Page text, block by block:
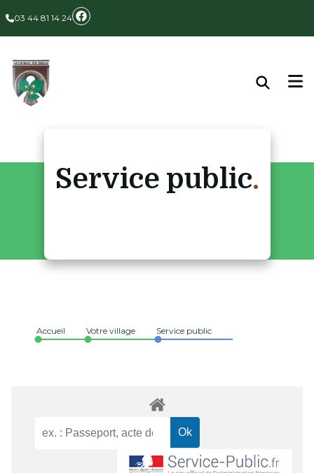
03 44 81 14 24
Service public
Accueil Votre village Service public